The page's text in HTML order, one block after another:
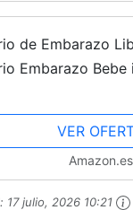
de Embarazo
Embarazo Bebe
de 70 Páginas
a Semana...
VER
Amazon.es
17 julio, 2026 10:21